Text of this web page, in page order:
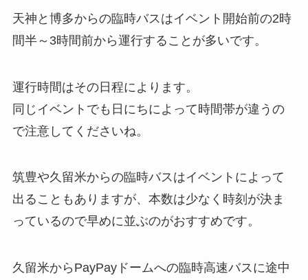
天神と博多からの臨時バスはイベント開始前の2時
間半～3時間前から運行することが多いです。
運行時間はその日程によります。
同じイベントでも日にちによって時間帯が違うの
で注意してくださいね。
筑豊や久留米からの臨時バスはイベントによって
出ることもありますが、本数は少なく時刻が決ま
っているので早めに並ぶのがおすすめです。
久留米からPayPayドームへの臨時高速バスに途中